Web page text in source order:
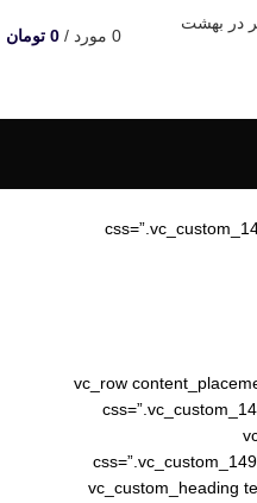
0 مورد /
0 تومان
[/vc_column][/vc_row][vc_row